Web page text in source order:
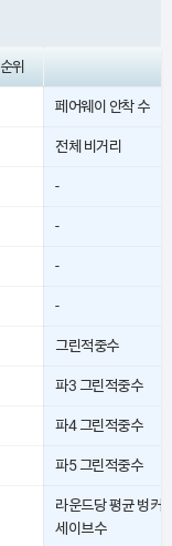
순위
페어웨이 안착 수
전체 비거리
-
-
-
-
그린적중수
파3 그린적중수
파4 그린적중수
파5 그린적중수
라운드당 평균 벙커
세이브수